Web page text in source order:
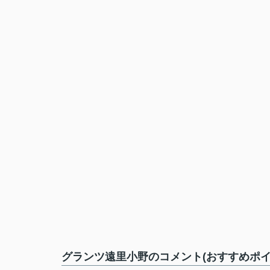
グランツ遠里小野のコメント(おすすめポ